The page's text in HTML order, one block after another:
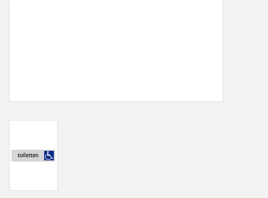
Portfolio
kleuren en lettertypes